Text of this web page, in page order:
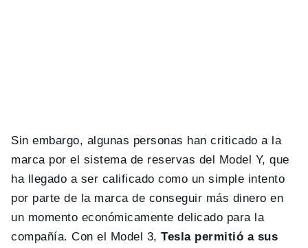
Sin embargo, algunas personas han criticado a la
marca por el sistema de reservas del Model Y, que
ha llegado a ser calificado como un simple intento
por parte de la marca de conseguir más dinero en
un momento económicamente delicado para la
compañía. Con el Model 3,Tesla permitió a sus